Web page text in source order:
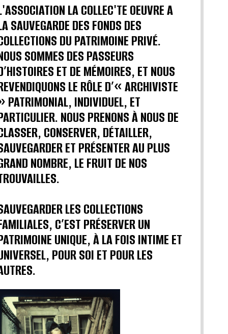
LA COLLEC'TE OEUVRE A
SAUVEGARDE DES FONDS DES
DU PATRIMOINE PRIVÉ.
SOMMES DES PASSEURS
ET DE MÉMOIRES, ET NOUS
LE RÔLE D’« ARCHIVISTE
PATRIMONIAL, INDIVIDUEL, ET
NOUS PRENONS À NOUS DE
CONSERVER, DÉTAILLER,
ET PRÉSENTER AU PLUS
NOMBRE, LE FRUIT DE NOS
LES COLLECTIONS
C’EST PRÉSERVER UN
UNIQUE, À LA FOIS INTIME ET
POUR SOI ET POUR LES